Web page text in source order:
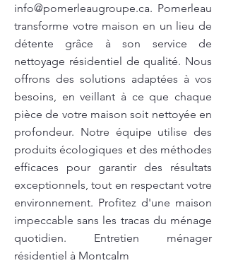
info@pomerleaugroupe.ca. Pomerleau
transforme votre maison en un lieu de
détente grâce à son service de
nettoyage résidentiel de qualité. Nous
offrons des solutions adaptées à vos
besoins, en veillant à ce que chaque
pièce de votre maison soit nettoyée en
profondeur. Notre équipe utilise des
produits écologiques et des méthodes
efficaces pour garantir des résultats
exceptionnels, tout en respectant votre
environnement. Profitez d'une maison
impeccable sans les tracas du ménage
quotidien. Entretien ménager
résidentiel à Montcalm